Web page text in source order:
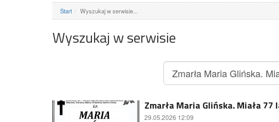
Start Wyszukaj w serwisie...
Wyszukaj w serwisie
Zmarła Maria Glińska. Miała 77
29.05.2026 12:09